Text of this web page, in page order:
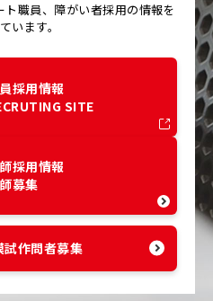
職員、障がい者採用の情報を
います。
採用情報
SITE
採用情報
募集
試作問者募集